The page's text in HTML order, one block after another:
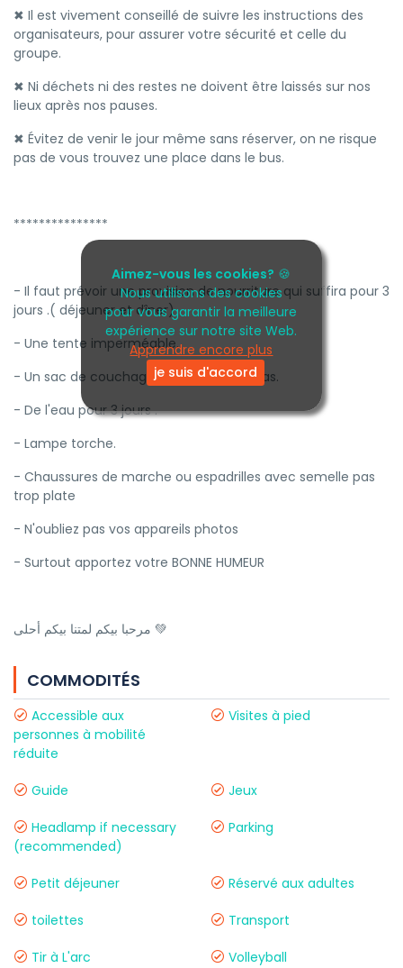
Aimez-vous les cookies? 🍪
Nous utilisons des cookies
pour vous garantir la meilleure
expérience sur notre site Web.
Apprendre encore plus
je suis d'accord
✖ Il est vivement conseillé de suivre les instructions des
organisateurs, pour assurer votre sécurité et celle du
groupe.
✖ Ni déchets ni des restes ne doivent être laissés sur nos
lieux après nos pauses.
✖ Évitez de venir le jour même sans réserver, on ne risque
pas de vous trouvez une place dans le bus.
***************
- Il faut prévoir une provision de nourriture qui suffira pour 3
jours .( déjeuner et dîner)
- Une tente imperméable.
- Un sac de couchage + tapis ou matelas.
- De l'eau pour 3 jours .
- Lampe torche.
- Chaussures de marche ou espadrilles avec semelle pas
trop plate
- N'oubliez pas vos appareils photos
- Surtout apportez votre BONNE HUMEUR
مرحبا بيكم لمتنا بيكم أحلى 💚
COMMODITÉS
Accessible aux
personnes à mobilité
réduite
Visites à pied
Guide Jeux
Headlamp if necessary
(recommended)
Parking
Petit déjeuner Réservé aux adultes
toilettes Transport
Tir à L'arc Volleyball